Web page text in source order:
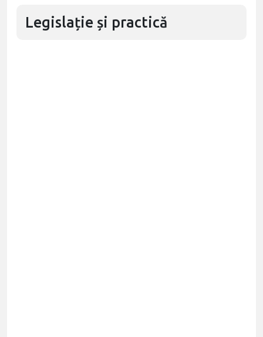
Legislație și practică